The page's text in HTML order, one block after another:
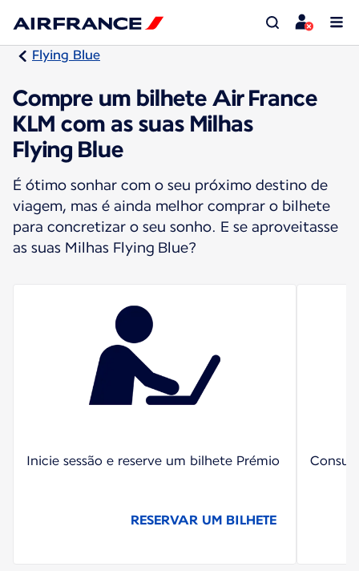
Flying Blue
Compre um bilhete Air France
KLM com as suas Milhas
Flying Blue
É ótimo sonhar com o seu próximo destino de
viagem, mas é ainda melhor comprar o bilhete
para concretizar o seu sonho. E se aproveitasse
as suas Milhas Flying Blue?
Inicie sessão e reserve um bilhete Prémio
RESERVAR UM BILHETE